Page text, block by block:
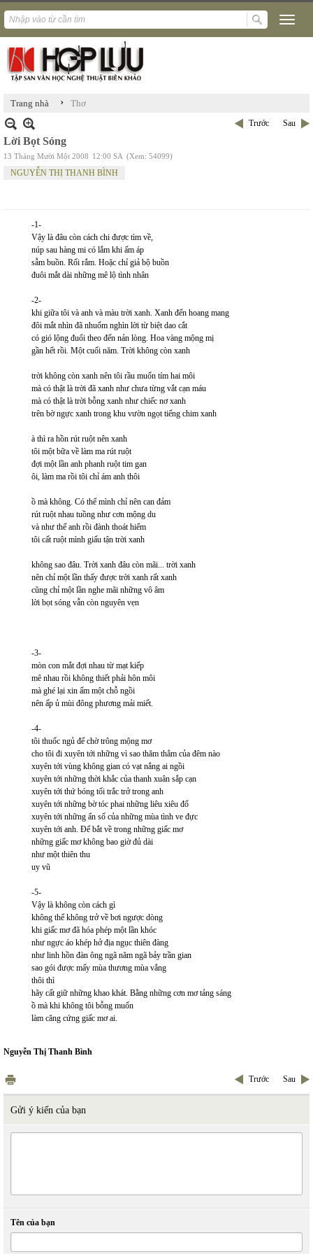
Trang nhà › Thơ
Trước Sau
Lời Bọt Sóng
13 Tháng Mười Một 2008 12:00 SA (Xem: 54099)
NGUYỄN THỊ THANH BÌNH
-1-
Vậy là đâu còn cách chi được tìm về,
núp sau hàng mi có lắm khi ấm áp
sẫm buồn. Rối rắm. Hoặc chỉ giả bộ buồn
đuôi mắt dài những mê lộ tình nhân
-2-
khi giữa tôi và anh và màu trời xanh. Xanh đến hoang mang
đôi mắt nhìn đã nhuốm nghìn lời từ biệt dao cắt
có gió lộng đuổi theo đến nản lòng. Hoa vàng mộng mị
gần hết rồi. Một cuối năm. Trời không còn xanh
trời không còn xanh nên tôi rầu muốn tím hai môi
mà có thật là trời đã xanh như chưa từng vắt cạn máu
mà có thật là trời bỗng xanh như chiếc nơ xanh
trên bờ ngực xanh trong khu vườn ngọt tiếng chim xanh
à thì ra hồn rút ruột nên xanh
tôi một bữa về làm ma rút ruột
đợi một lần anh phanh ruột tim gan
ôi, làm ma rồi tôi chỉ ám anh thôi
ồ mà không. Có thể mình chỉ nên can đảm
rút ruột nhau tuồng như cơn mộng du
và như thế anh rồi đành thoát hiểm
tôi cất ruột mình giấu tận trời xanh
không sao đâu. Trời xanh đâu còn mãi... trời xanh
nên chỉ một lần thấy được trời xanh rất xanh
cũng chỉ một lần nghe mãi những vô âm
lời bọt sóng vẫn còn nguyên vẹn
-3-
mòn con mắt đợi nhau từ mạt kiếp
mê nhau rồi không thiết phải hôn môi
mà ghé lại xin ấm một chỗ ngồi
nên ấp ủ mùi đông phương mải miết.
-4-
tôi thuốc ngủ để chờ trông mộng mơ
cho tôi đi xuyên tới những vì sao thăm thẳm của đêm nào
xuyên tới vùng không gian có vạt nắng ai ngồi
xuyên tới những thời khắc của thanh xuân sắp cạn
xuyên tới thứ bóng tối trắc trở trong anh
xuyên tới những bờ tóc phai những liêu xiêu đổ
xuyên tới những ẩn số của những mùa tình ve đực
xuyên tới anh. Để bắt về trong những giấc mơ
những giấc mơ không bao giờ đủ dài
như một thiên thu
uy vũ
-5-
Vậy là không còn cách gì
không thể không trở về bơi ngược dòng
khi giấc mơ đã hóa phép một lần khóc
như ngực áo khép hở địa ngục thiên đàng
như linh hồn đàn ông ngã năm ngã bảy trần gian
sao gói được mấy mùa thương mùa vắng
thôi thì
hãy cất giữ những khao khát. Bằng những cơn mơ tảng sáng
ồ mà khi không tôi bỗng muốn
làm căng cứng giấc mơ ai.
Nguyễn Thị Thanh Bình
Trước Sau
Gửi ý kiến của bạn
Tên của bạn